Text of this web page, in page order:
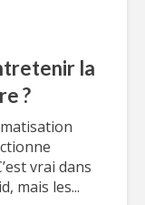
la
?
vrai dans
mais les...